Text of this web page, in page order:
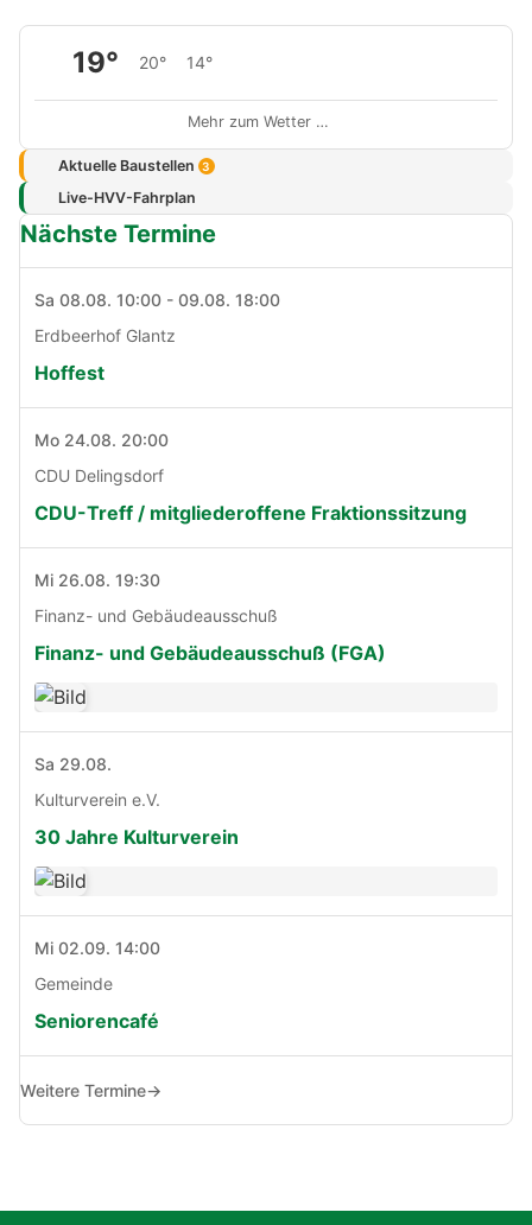
19° 20° 14°
Mehr zum Wetter …
Aktuelle Baustellen 3
Live-HVV-Fahrplan
Nächste Termine
Sa 08.08. 10:00 - 09.08. 18:00
Erdbeerhof Glantz
Hoffest
Mo 24.08. 20:00
CDU Delingsdorf
CDU-Treff / mitgliederoffene Fraktionssitzung
Mi 26.08. 19:30
Finanz- und Gebäudeausschuß
Finanz- und Gebäudeausschuß (FGA)
Sa 29.08.
Kulturverein e.V.
30 Jahre Kulturverein
Mi 02.09. 14:00
Gemeinde
Seniorencafé
Weitere Termine→